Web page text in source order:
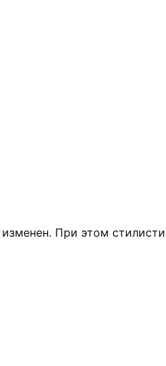
При этом